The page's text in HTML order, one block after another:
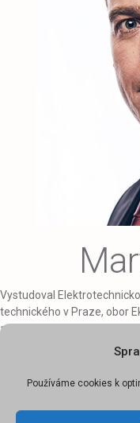
Používáme cookies k
Vystudoval
technického v Praze, obor
a energetiky. Od roku 2002
do společnosti ČEPS se
a restrukturalizačními
společnosti ČEPS je